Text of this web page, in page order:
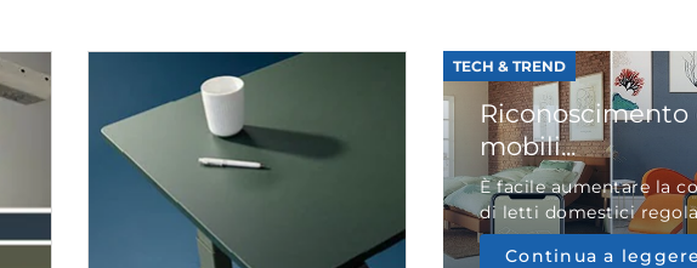
TECH & TREND
mobili...
È facile aumentare la
di letti domestici
Continua a leggere